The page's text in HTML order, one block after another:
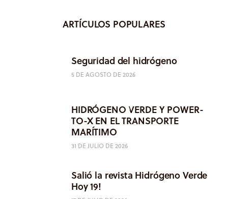
ARTÍCULOS POPULARES
Seguridad del hidrógeno
5 DE AGOSTO DE 2026
HIDRÓGENO VERDE Y POWER-
TO-X EN EL TRANSPORTE
MARÍTIMO
31 DE JULIO DE 2026
Salió la revista Hidrógeno Verde
Hoy 19!